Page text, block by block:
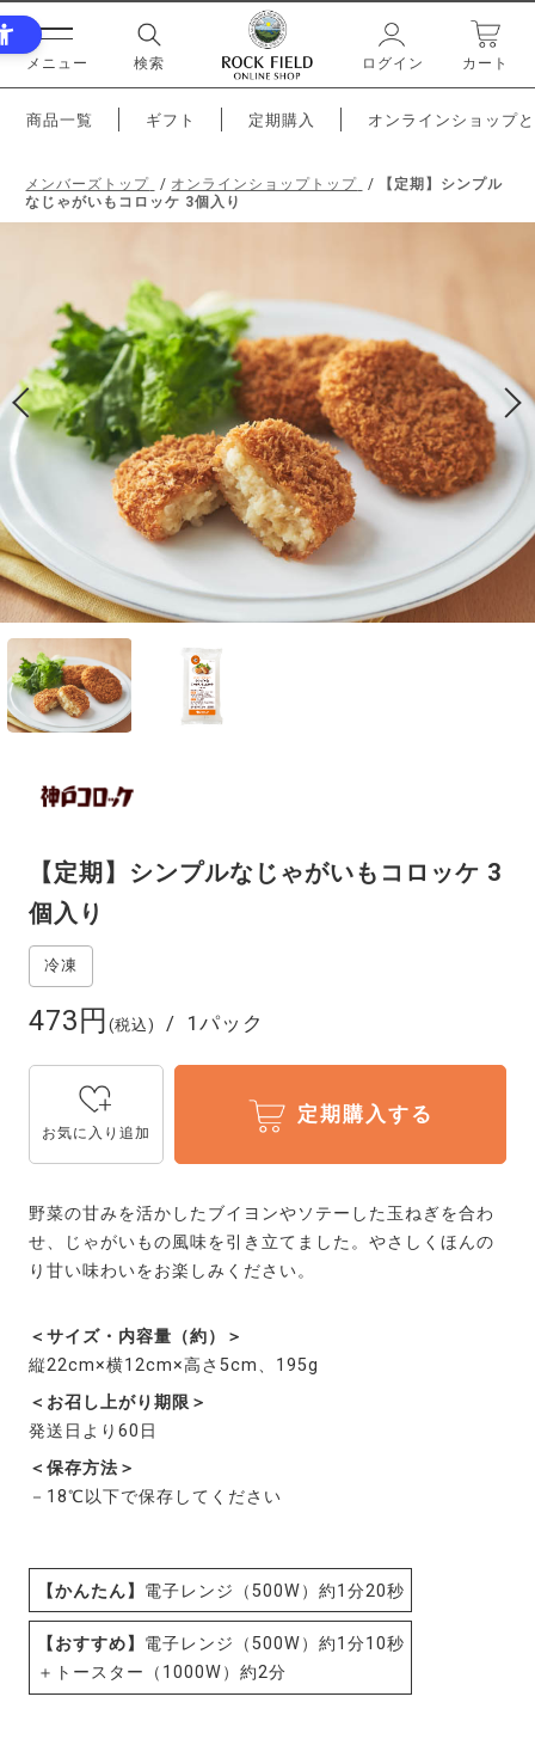
メニュー 検索 ログイン カート
商品一覧 ギフト 定期購入 オンラインショップ
メンバーズトップ オンラインショップトップ
【定期】シンプル
なじゃがいもコロッケ 3個入り
【定期】シンプルなじゃがいもコロッケ 3
個入り
473円 (税込) 1パック
お気に入り追加
定期購入する
野菜の甘みを活かしたブイヨンやソテーした玉ねぎを合わ
せ、じゃがいもの風味を引き立てました。やさしくほんの
り甘い味わいをお楽しみください。
＜サイズ・内容量（約）＞
縦22cm×横12cm×高さ5cm、195g
＜お召し上がり期限＞
発送日より60日
＜保存方法＞
－18℃以下で保存してください
【かんたん】 電子レンジ（500W）約1分20秒
【おすすめ】 電子レンジ（500W）約1分10秒
＋トースター（1000W）約2分